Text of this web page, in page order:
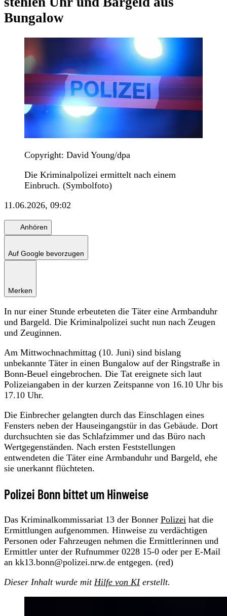
Bungalow
Copyright: David Young/dpa
Die Kriminalpolizei ermittelt nach einem
Einbruch. (Symbolfoto)
11.06.2026, 09:02
Anhören
Auf Google bevorzugen
Merken
In nur einer Stunde erbeuteten die Täter eine Armbanduhr
und Bargeld. Die Kriminalpolizei sucht nun nach Zeugen
und Zeuginnen.
Am Mittwochnachmittag (10. Juni) sind bislang
unbekannte Täter in einen Bungalow auf der Ringstraße in
Bonn-Beuel eingebrochen. Die Tat ereignete sich laut
Polizeiangaben in der kurzen Zeitspanne von 16.10 Uhr bis
17.10 Uhr.
Die Einbrecher gelangten durch das Einschlagen eines
Fensters neben der Hauseingangstür in das Gebäude. Dort
durchsuchten sie das Schlafzimmer und das Büro nach
Wertgegenständen. Nach ersten Feststellungen
entwendeten die Täter eine Armbanduhr und Bargeld, ehe
sie unerkannt flüchteten.
Polizei Bonn bittet um Hinweise
Das Kriminalkommissariat 13 der Bonner Polizei hat die
Ermittlungen aufgenommen. Hinweise zu verdächtigen
Personen oder Fahrzeugen nehmen die Ermittlerinnen und
Ermittler unter der Rufnummer 0228 15-0 oder per E-Mail
an kk13.bonn@polizei.nrw.de entgegen. (red)
Dieser Inhalt wurde mit Hilfe von KIerstellt.